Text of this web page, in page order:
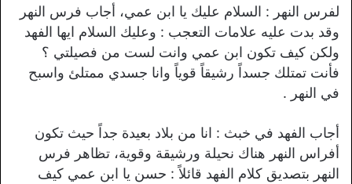
لفرس النهر : السلام عليك يا ابن عمي، أجاب فرس النهر
وقد بدت عليه علامات التعجب : وعليك السلام ايها الفهد
ولكن كيف تكون ابن عمي وانت لست من فصيلتي ؟
فأنت تمتلك جسداً رشيقاً قوياً وانا جسدي ممتلئ واسبح
في النهر .
أجاب الفهد في خبث : انا من بلاد بعيدة جداً حيث تكون
أفراس النهر هناك نحيلة ورشيقة وقوية، تظاهر فرس
النهر بتصديق كلام الفهد قائلاً : حسن يا ابن عمي كيف